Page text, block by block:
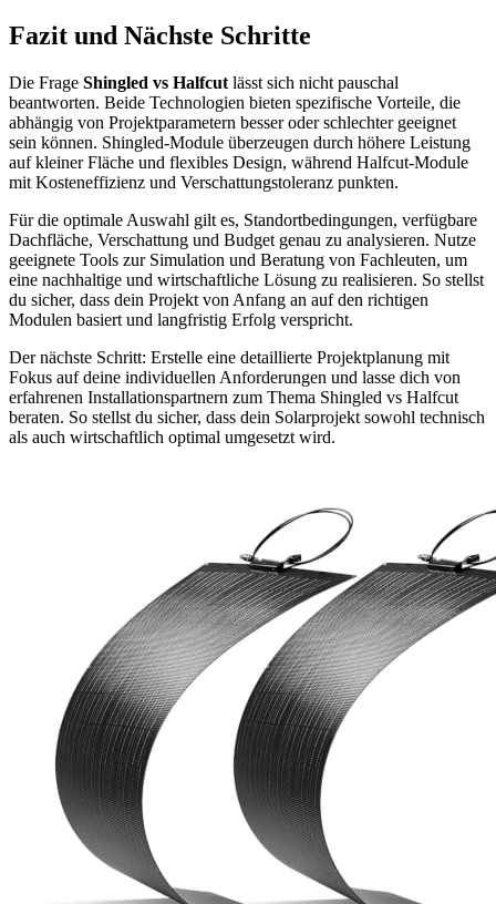
Fazit und Nächste Schritte
Die Frage Shingled vs Halfcut lässt sich nicht pauschal
beantworten. Beide Technologien bieten spezifische Vorteile, die
abhängig von Projektparametern besser oder schlechter geeignet
sein können. Shingled-Module überzeugen durch höhere Leistung
auf kleiner Fläche und flexibles Design, während Halfcut-Module
mit Kosteneffizienz und Verschattungstoleranz punkten.
Für die optimale Auswahl gilt es, Standortbedingungen, verfügbare
Dachfläche, Verschattung und Budget genau zu analysieren. Nutze
geeignete Tools zur Simulation und Beratung von Fachleuten, um
eine nachhaltige und wirtschaftliche Lösung zu realisieren. So stellst
du sicher, dass dein Projekt von Anfang an auf den richtigen
Modulen basiert und langfristig Erfolg verspricht.
Der nächste Schritt: Erstelle eine detaillierte Projektplanung mit
Fokus auf deine individuellen Anforderungen und lasse dich von
erfahrenen Installationspartnern zum Thema Shingled vs Halfcut
beraten. So stellst du sicher, dass dein Solarprojekt sowohl technisch
als auch wirtschaftlich optimal umgesetzt wird.